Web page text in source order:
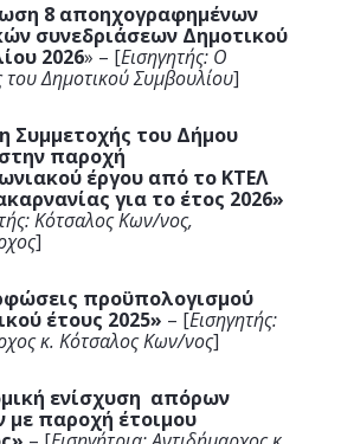
8 αποηχογραφημένων
συνεδριάσεων Δημοτικού
2026» – [Εισηγητής: Ο
Δημοτικού Συμβουλίου]
Συμμετοχής του Δήμου
παροχή
έργου από το ΚΤΕΛ
για το έτος 2026»
Κότσαλος Κων/νος,
]
προϋπολογισμού
έτους 2025» – [Εισηγητής:
κ. Κότσαλος Κων/νος]
ενίσχυση απόρων
με παροχή έτοιμου